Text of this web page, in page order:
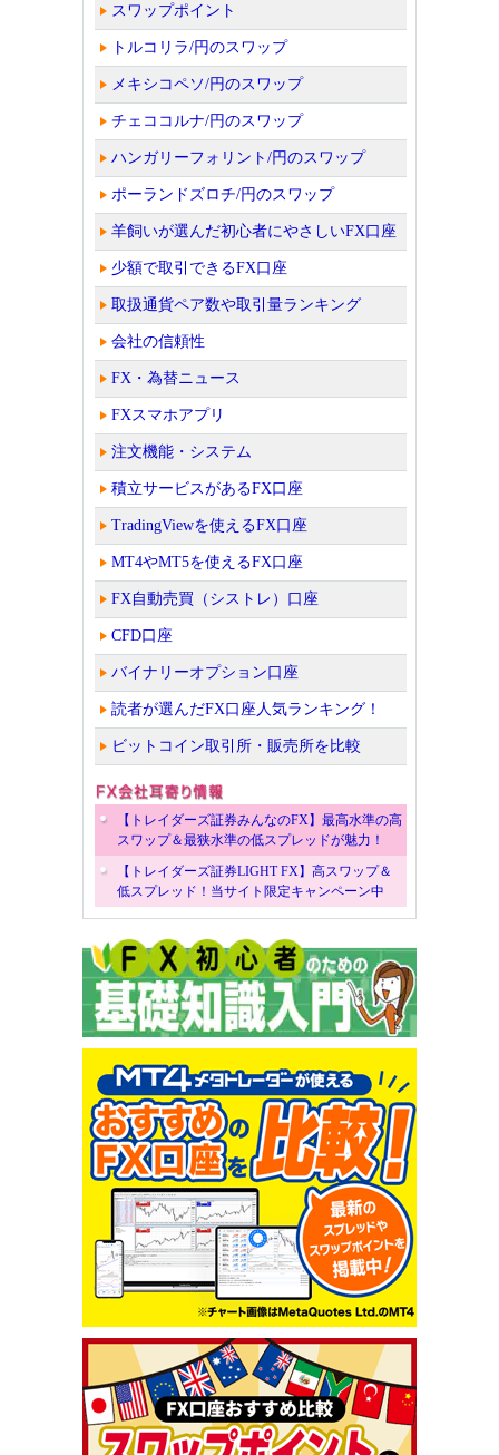
スワップポイント
トルコリラ/円のスワップ
メキシコペソ/円のスワップ
チェココルナ/円のスワップ
ハンガリーフォリント/円のスワップ
ポーランドズロチ/円のスワップ
羊飼いが選んだ初心者にやさしいFX口座
少額で取引できるFX口座
取扱通貨ペア数や取引量ランキング
会社の信頼性
FX・為替ニュース
FXスマホアプリ
注文機能・システム
積立サービスがあるFX口座
TradingViewを使えるFX口座
MT4やMT5を使えるFX口座
FX自動売買（シストレ）口座
CFD口座
バイナリーオプション口座
読者が選んだFX口座人気ランキング！
ビットコイン取引所・販売所を比較
【トレイダーズ証券みんなのFX】最高水準の高
スワップ＆最狭水準の低スプレッドが魅力！
【トレイダーズ証券LIGHT FX】高スワップ＆
低スプレッド！当サイト限定キャンペーン中